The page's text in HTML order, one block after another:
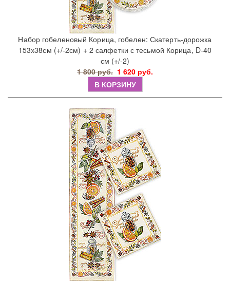
Набор гобеленовый Корица, гобелен: Скатерть-дорожка
153х38см (+/-2см) + 2 салфетки с тесьмой Корица, D-40
см (+/-2)
1 800 руб. 1 620 руб.
В КОРЗИНУ